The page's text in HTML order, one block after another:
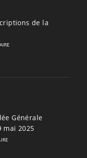
de la
Générale
mai 2025